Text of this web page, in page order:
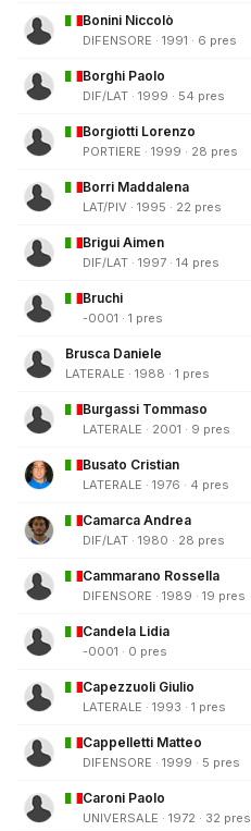
Bonini Niccolò
DIFENSORE · 1991 · 6 pres
Borghi Paolo
DIF/LAT · 1999 · 54 pres
Borgiotti Lorenzo
PORTIERE · 1999 · 28 pres
Borri Maddalena
LAT/PIV · 1995 · 22 pres
Brigui Aimen
DIF/LAT · 1997 · 14 pres
Bruchi
-0001 · 1 pres
Brusca Daniele
LATERALE · 1988 · 1 pres
Burgassi Tommaso
LATERALE · 2001 · 9 pres
Busato Cristian
LATERALE · 1976 · 4 pres
Camarca Andrea
DIF/LAT · 1980 · 28 pres
Cammarano Rossella
DIFENSORE · 1989 · 19 pres
Candela Lidia
-0001 · 0 pres
Capezzuoli Giulio
LATERALE · 1993 · 1 pres
Cappelletti Matteo
DIFENSORE · 1999 · 5 pres
Caroni Paolo
UNIVERSALE · 1972 · 32 pres